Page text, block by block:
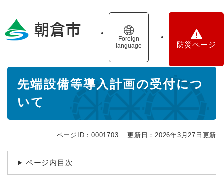
の
Foreign
language
防災ページ
先端設備等導入計画の受付につ
いて
ページID：0001703 更新日：2026年3月27日更新
ページ内目次